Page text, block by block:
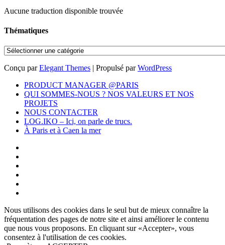
Aucune traduction disponible trouvée
Thématiques
Thématiques
Conçu parElegant Themes | Propulsé parWordPress
PRODUCT MANAGER @PARIS
QUI SOMMES-NOUS ? NOS VALEURS ET NOS
PROJETS
NOUS CONTACTER
LOG.IKO – Ici, on parle de trucs.
À Paris et à Caen la mer
Nous utilisons des cookies dans le seul but de mieux connaître la
fréquentation des pages de notre site et ainsi améliorer le contenu
que nous vous proposons. En cliquant sur «Accepter», vous
consentez à l'utilisation de ces cookies.